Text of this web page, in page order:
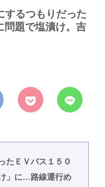
するつもりだった
問題で塩漬け。吉
たＥＶバス１５０
」に…路線運行め